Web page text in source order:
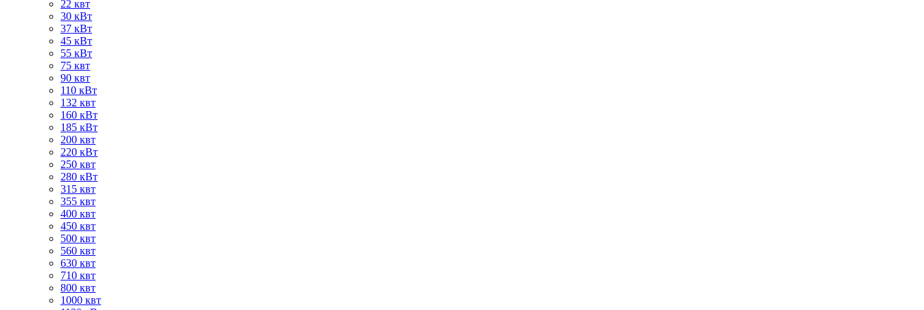
22 квт
30 кВт
37 кВт
45 кВт
55 кВт
75 квт
90 квт
110 кВт
132 квт
160 кВт
185 кВт
200 квт
220 кВт
250 квт
280 кВт
315 квт
355 квт
400 квт
450 квт
500 квт
560 квт
630 квт
710 квт
800 квт
1000 квт